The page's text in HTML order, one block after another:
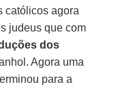
católicos agora
judeus que com
dos
Agora uma
para a